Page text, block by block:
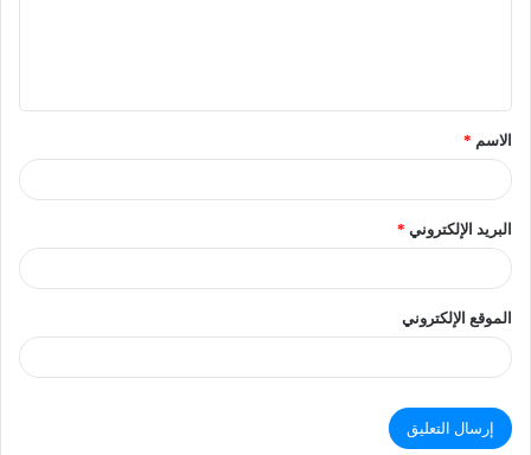
الاسم *
البريد الإلكتروني *
الموقع الإلكتروني